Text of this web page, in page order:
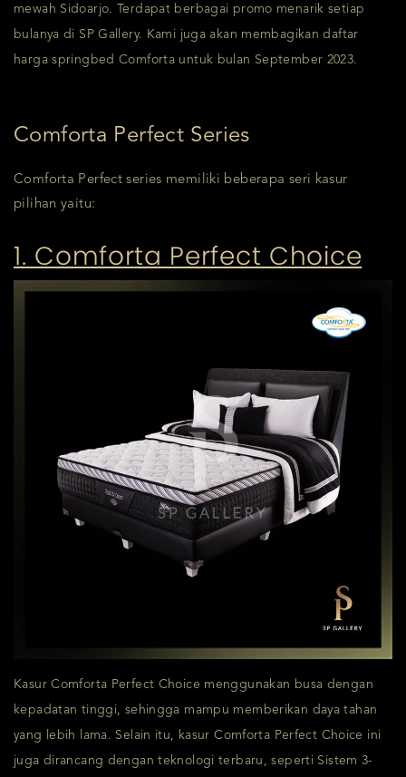
mewah Sidoarjo. Terdapat berbagai promo menarik setiap
bulanya di SP Gallery. Kami juga akan membagikan daftar
harga springbed Comforta untuk bulan September 2023.
Comforta Perfect Series
Comforta Perfect series memiliki beberapa seri kasur
pilihan yaitu:
1. Comforta Perfect Choice
Kasur Comforta Perfect Choice menggunakan busa dengan
kepadatan tinggi, sehingga mampu memberikan daya tahan
yang lebih lama. Selain itu, kasur Comforta Perfect Choice ini
juga dirancang dengan teknologi terbaru, seperti Sistem 3-